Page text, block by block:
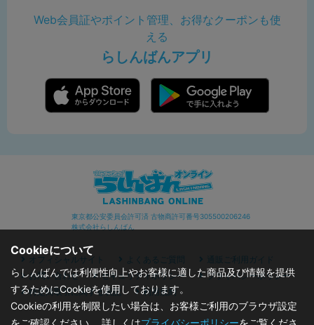
Web会員証やポイント管理、お得なクーポンも使
える
らしんばんアプリ
東京都公安委員会許可済 古物商許可番号305500206246
株式会社らしんばん
オフィシャルサイト よくあるご質問
通販ご利用ガイド
お問い合わせ
セキュリティポリシー
プライバシーポリシー
特定商取引に関する表記
利用規約
Cookieについて
らしんばんでは利便性向上やお客様に適した商品及び情報を提供
するためにCookieを使用しております。
Cookieの利用を制限したい場合は、お客様ご利用のブラウザ設定
をご確認ください。 詳しくはプライバシーポリシーをご覧くださ